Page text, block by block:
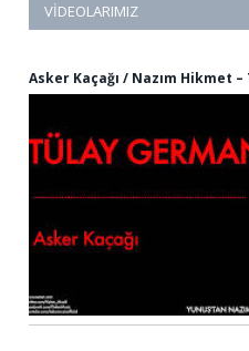
VIDEOLARIMIZ
Asker Kaçağı / Nazım Hikmet